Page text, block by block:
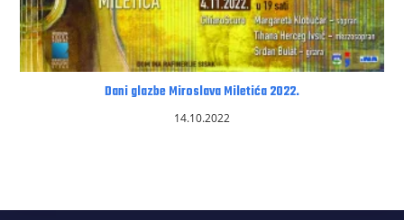
Dani glazbe Miroslava Miletića 2022.
14.10.2022